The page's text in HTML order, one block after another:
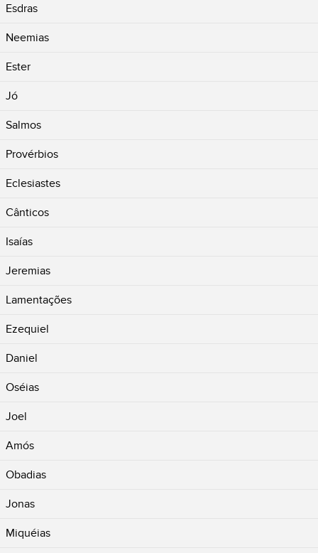
Esdras
Neemias
Ester
Jó
Salmos
Provérbios
Eclesiastes
Cânticos
Isaías
Jeremias
Lamentações
Ezequiel
Daniel
Oséias
Joel
Amós
Obadias
Jonas
Miquéias